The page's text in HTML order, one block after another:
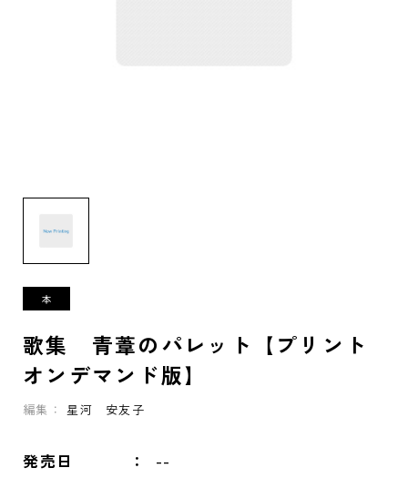
歌集 青葦のパレット【プリント
オンデマンド版】
編集： 星河 安友子
発売日 --